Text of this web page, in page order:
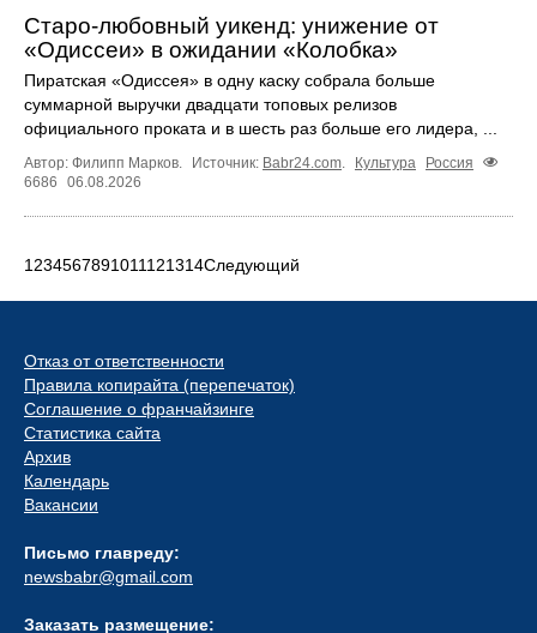
Старо-любовный уикенд: унижение от
«Одиссеи» в ожидании «Колобка»
Пиратская «Одиссея» в одну каску собрала больше
суммарной выручки двадцати топовых релизов
официального проката и в шесть раз больше его лидера, ...
Автор: Филипп Марков. Источник: Babr24.com Культура
Россия
6686
06.08.2026
1 234567891011121314Следующий
Отказ от ответственности
Правила копирайта (перепечаток)
Соглашение о франчайзинге
Статистика сайта
Архив
Календарь
Вакансии
Письмо главреду:
newsbabr@gmail.com
Заказать размещение: